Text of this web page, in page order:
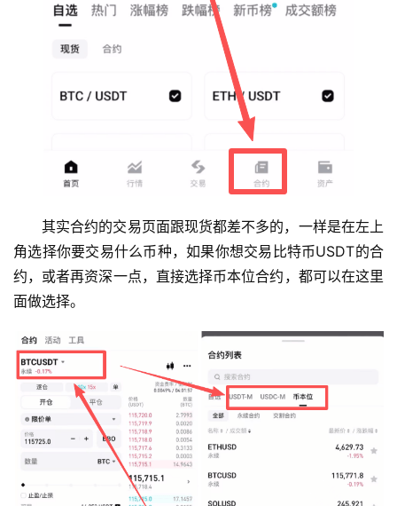
其实合约的交易页面跟现货都差不多的，一样是在左上
角选择你要交易什么币种，如果你想交易比特币USDT的合
约，或者再资深一点，直接选择币本位合约，都可以在这里
面做选择。